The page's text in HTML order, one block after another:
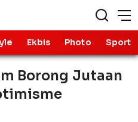
Ekbis Photo Sport
Borong Jutaan